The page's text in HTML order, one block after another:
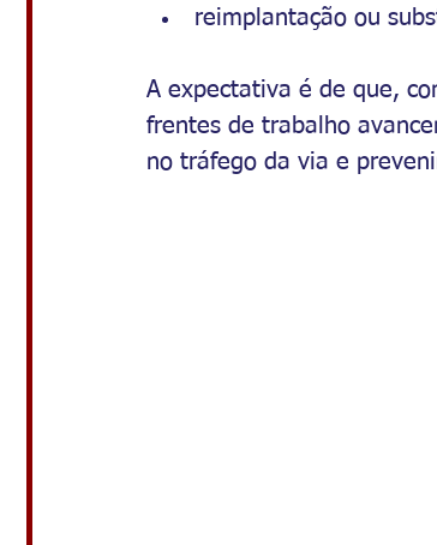
reimplantação ou
A expectativa é de que,
frentes de trabalho
no tráfego da via e